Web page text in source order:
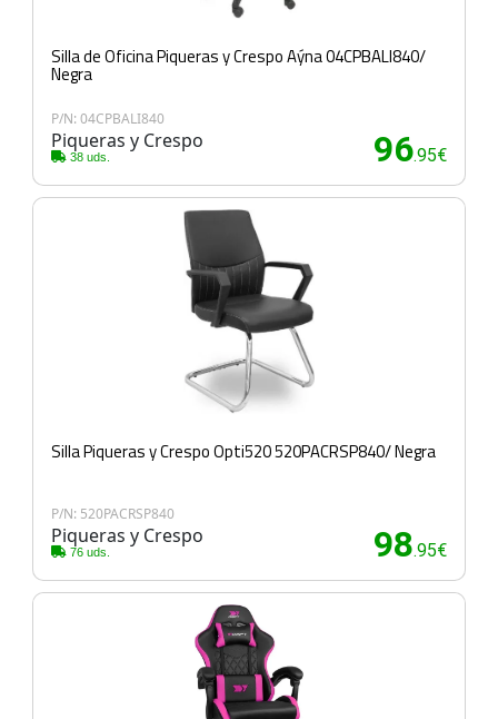
Silla de Oficina Piqueras y Crespo Aýna 04CPBALI840/
Negra
P/N: 04CPBALI840
Piqueras y Crespo
38 uds. 96.95€
Silla Piqueras y Crespo Opti520 520PACRSP840/ Negra
P/N: 520PACRSP840
Piqueras y Crespo
76 uds. 98.95€